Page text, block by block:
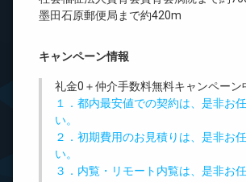
墨田石原郵便局まで約420m
キャンペーン情報
礼金0 ＋仲介手数料無料キャンペーン
１．都内最安値での契約は、是非お
い。
２．初期費用のお見積りは、是非お
い。
３．内覧・リモート内覧は、是非お